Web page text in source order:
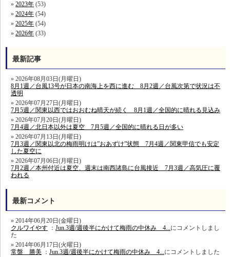
2023年 (53)
2024年 (54)
2025年 (54)
2026年 (33)
最新記事
2026年08月03日(月曜日)
8月1週／台風13号が日本の南海上を西に進む 8月2週／台風次第で状況は不
透明
2026年07月27日(月曜日)
7月5週／関東以西ではおおむね晴天が続く 8月1週／全国的に晴れる見込み
2026年07月20日(月曜日)
7月4週／北日本以外は夏空 7月5週／全国的に晴れる日が多い
2026年07月13日(月曜日)
7月3週／関東以北の梅雨明けは”おあずけ”状態 7月4週／関東甲信でも安定
した夏空に
2026年07月06日(月曜日)
7月2週／本州付近は夏空、週末は南西諸島に台風接近 7月3週／高気圧に覆
われる
最新コメント
2014年06月20日(金曜日)
クルワイやす ： Jun.3週/週後半にかけて梅雨の中休み 4... にコメントしまし
た
2014年06月17日(火曜日)
常盤 勝美 ： Jun.3週/週後半にかけて梅雨の中休み 4... にコメントしました